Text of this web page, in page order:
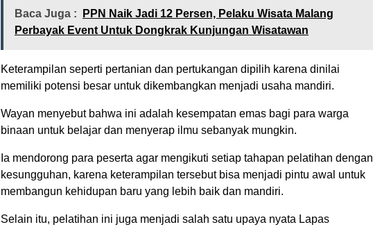
Baca Juga :
PPN Naik Jadi 12 Persen, Pelaku Wisata Malang
Perbayak Event Untuk Dongkrak Kunjungan Wisatawan
Keterampilan seperti pertanian dan pertukangan dipilih karena dinilai
memiliki potensi besar untuk dikembangkan menjadi usaha mandiri.
Wayan menyebut bahwa ini adalah kesempatan emas bagi para warga
binaan untuk belajar dan menyerap ilmu sebanyak mungkin.
Ia mendorong para peserta agar mengikuti setiap tahapan pelatihan dengan
kesungguhan, karena keterampilan tersebut bisa menjadi pintu awal untuk
membangun kehidupan baru yang lebih baik dan mandiri.
Selain itu, pelatihan ini juga menjadi salah satu upaya nyata Lapas